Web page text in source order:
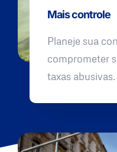
Mais controle
Planeje sua
comprometer
taxas abusivas.